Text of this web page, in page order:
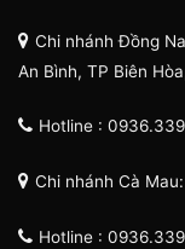
Chi nhánh Đồng
An Bình, TP Biên
Hotline :
Chi nhánh Cà
Hotline :